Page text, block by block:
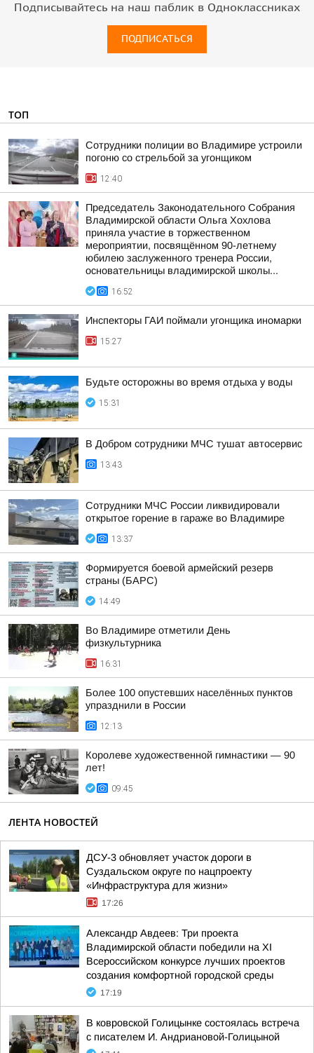
Подписывайтесь на наш паблик в Одноклассниках
ПОДПИСАТЬСЯ
ТОП
Сотрудники полиции во Владимире устроили
погоню со стрельбой за угонщиком
12:40
Председатель Законодательного Собрания
Владимирской области Ольга Хохлова
приняла участие в торжественном
мероприятии, посвящённом 90-летнему
юбилею заслуженного тренера России,
основательницы владимирской школы...
16:52
Инспекторы ГАИ поймали угонщика иномарки
15:27
Будьте осторожны во время отдыха у воды
15:31
В Добром сотрудники МЧС тушат автосервис
13:43
Сотрудники МЧС России ликвидировали
открытое горение в гараже во Владимире
13:37
Формируется боевой армейский резерв
страны (БАРС)
14:49
Во Владимире отметили День
физкультурника
16:31
Более 100 опустевших населённых пунктов
упразднили в России
12:13
Королеве художественной гимнастики — 90
лет!
09:45
ЛЕНТА НОВОСТЕЙ
ДСУ-3 обновляет участок дороги в
Суздальском округе по нацпроекту
«Инфраструктура для жизни»
17:26
Александр Авдеев: Три проекта
Владимирской области победили на XI
Всероссийском конкурсе лучших проектов
создания комфортной городской среды
17:19
В ковровской Голицынке состоялась встреча
с писателем И. Андриановой-Голицыной